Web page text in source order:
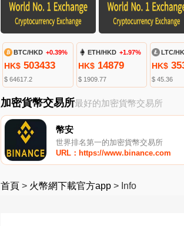
BTC/HKD +0.39%
HK$ 503433
$ 64617.2
ETH/HKD +1.97%
HK$14879
$ 1909.77
LTC/
HK$
$ 45.36
加密貨幣交易所最好的加密貨幣交易所
幣安
世界排名第一的加密貨幣交易所
URL：https://www.binance.com
首頁 > 火幣網下載官方app > Info